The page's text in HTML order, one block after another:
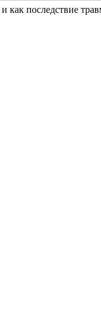
как последствие